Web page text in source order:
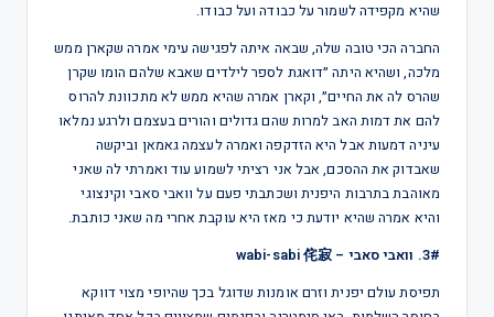
שהיא מקפידה לשמור על כבודה ועל כבודו.
החברה הכי טובה שלה, שבאה איתה לפגישה עימי אמרה שקארן ממש
מלכה, ושהיא היתה ״דואגת לספר לילדים שאבא שלהם הומו שקרן
שהרס לה את החיים״, וקארן אמרה שהיא ממש לא מתכוונת להרוס
להם את דמות האב למרות שהם גדולים והורים בעצמם ולרגע נמלאו
עיניה דמעות אבל היא הזדקפה ואמרה לעצמה גאמאן וביקשה
שאבדוק את ההסכם, אבל אני רציתי לשמוע עוד ואמרתי לה שאני
מאוהבת בתרבות היפנית ושכתבתי פעם על וואבי סאבי וקינצוגי
והיא אמרה שהיא יודעת כי מאז היא עוקבת אחרי מה שאני כותבת.
3#. וואבי סאבי – wabi-sabi 侘寂
תפיסת עולם יפנית וזרם אומנות שדוגל בכך שהיופי מצוי דווקא